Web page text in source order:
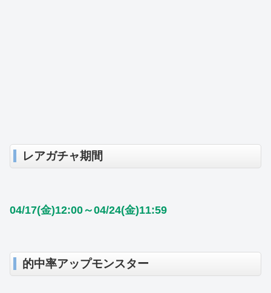
レアガチャ期間
04/17(金)12:00～04/24(金)11:59
的中率アップモンスター